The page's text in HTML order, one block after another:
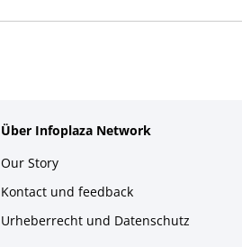
Über Infoplaza Network
Our Story
Kontact und feedback
Urheberrecht und Datenschutz